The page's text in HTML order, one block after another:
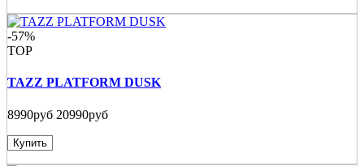
-57%
TOP
TAZZ PLATFORM DUSK
8990руб 20990руб
Купить